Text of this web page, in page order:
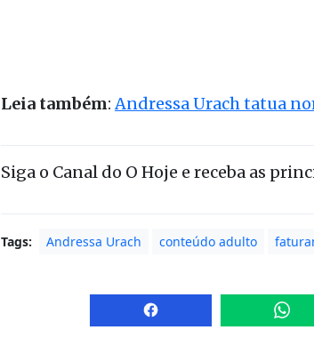
Leia também: Andressa Urach tatua
Siga o Canal do O Hoje e receba as
Tags: Andressa Urach conteúdo adulto